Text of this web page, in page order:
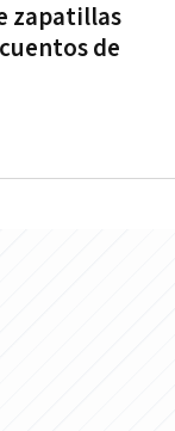
zapatillas
de